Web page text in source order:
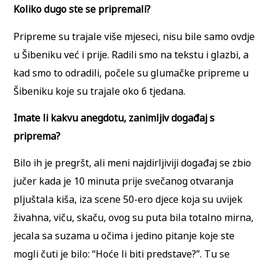
Koliko dugo ste se pripremali?
Pripreme su trajale više mjeseci, nisu bile samo ovdje
u Šibeniku već i prije. Radili smo na tekstu i glazbi, a
kad smo to odradili, počele su glumačke pripreme u
Šibeniku koje su trajale oko 6 tjedana.
Imate li kakvu anegdotu, zanimljiv događaj s
priprema?
Bilo ih je pregršt, ali meni najdirljiviji događaj se zbio
jučer kada je 10 minuta prije svečanog otvaranja
pljuštala kiša, iza scene 50-ero djece koja su uvijek
živahna, viču, skaču, ovog su puta bila totalno mirna,
jecala sa suzama u očima i jedino pitanje koje ste
mogli čuti je bilo: “Hoće li biti predstave?”. Tu se